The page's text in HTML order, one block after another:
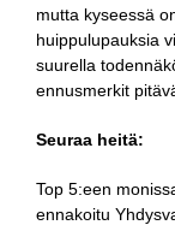
mutta kyseessä
huippulupauksia
suurella
ennusmerkit
Seuraa heitä:
Top 5:een
ennakoitu